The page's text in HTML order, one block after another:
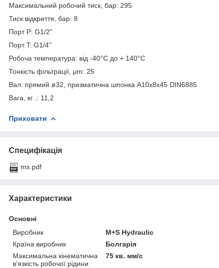
Максимальний робочий тиск, бар: 295
Тиск відкриття, бар: 8
Порт P: G1/2"
Порт T: G1/4''
Робоча температура: від -40°С до + 140°С
Тонкість фільтрації, μm: 25
Вал: прямий ø32, призматична шпонка A10x8x45 DIN6885
Вага, кг .: 11,2
Приховати
Специфікація
ms.pdf
Характеристики
Основні
Виробник
M+S Hydraulic
Країна виробник
Болгарія
Максимальна кінематична
в'язкість робочої рідини
75 кв. мм/с